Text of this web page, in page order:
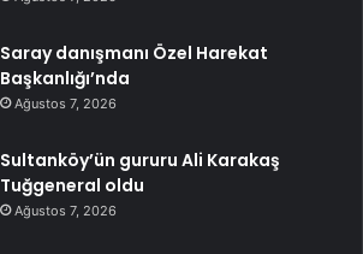
Saray danışmanı Özel Harekat
Başkanlığı’nda
Ağustos 7, 2026
Sultanköy’ün gururu Ali Karakaş
Tuğgeneral oldu
Ağustos 7, 2026